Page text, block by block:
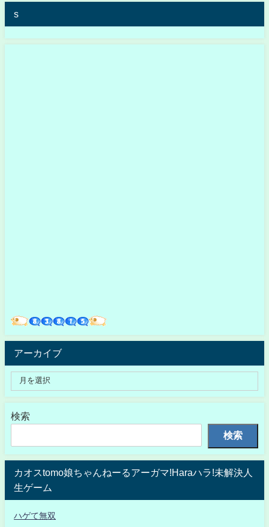
s
アーカイブ
検索
検索
カオスtomo娘ちゃんねーるアーガマ!Haraハラ!未解決人
生ゲーム
ハゲて無双